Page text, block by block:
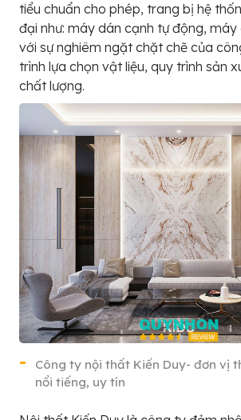
tiểu chuẩn cho phép, trang bị hệ
đại như: máy dán cạnh tự động,
với sự nghiêm ngặt chặt chẽ của
trình lựa chọn vật liệu, quy trình sản
chất lượng.
Công ty nội thất Kiến Duy- đơn vị
nổi tiếng, uy tín